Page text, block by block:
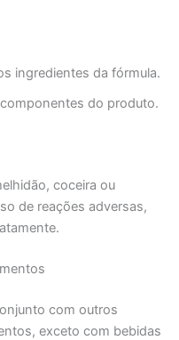
ingredientes da fórmula.
do produto.
coceira ou
de reações adversas,
com outros
exceto com bebidas